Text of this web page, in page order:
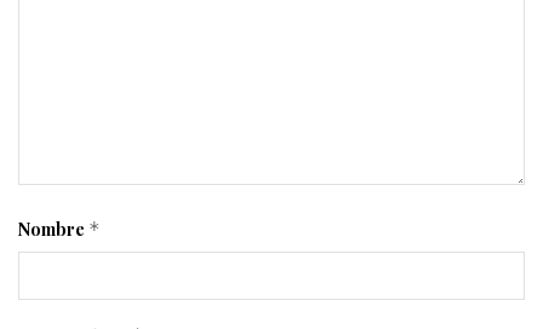
Nombre *